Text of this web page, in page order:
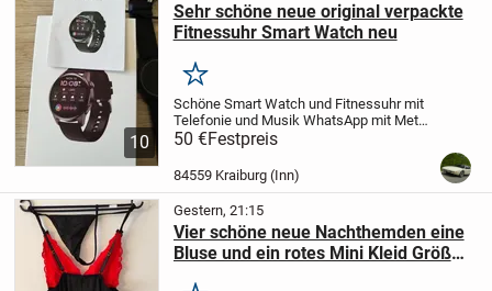
10
Sehr schöne neue original verpackte
Fitnessuhr Smart Watch neu
Merken
Schöne Smart Watch und Fitnessuhr mit
Telefonie und Musik WhatsApp mit Metall
Armband und Kunststoff Bilder sind so
verschwommen wegen Schutzfolie man
kann eigene Fotos als Zifferblatt
50 €Festpreis
84559 Kraiburg (Inn)
Gestern, 21:15
Vier schöne neue Nachthemden eine
Bluse und ein rotes Mini Kleid Größe